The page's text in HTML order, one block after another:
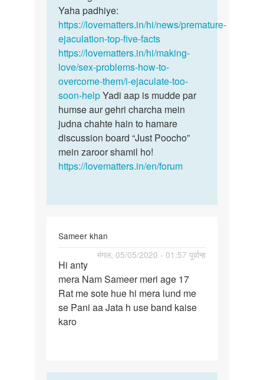
Yaha padhiye:
https://lovematters.in/hi/news/premature-
ejaculation-top-five-facts
https://lovematters.in/hi/making-
love/sex-problems-how-to-
overcome-them/i-ejaculate-too-
soon-helpYadi aap is mudde par
humse aur gehri charcha mein
judna chahte hain to hamare
discussion board “Just Poocho”
mein zaroor shamil ho!
https://lovematters.in/en/forum
Sameer khan
मंगल, 05/05/2020 - 01:57 पूर्वान्ह
Hi
anty
mera
Nam
Sameer
Hi anty
mera Nam Sameer meri age 17
Rat me sote hue hi mera lund me
se Pani aa Jata h use band kaise
karo